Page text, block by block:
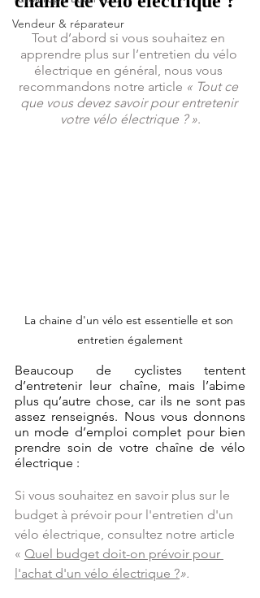
Vendeur & réparateur
Tout d’abord si vous souhaitez en
apprendre plus sur l’entretien du vélo
électrique en général, nous vous
recommandons notre article « Tout ce
que vous devez savoir pour entretenir
votre vélo électrique ? ».
La chaine d'un vélo est essentielle et son
entretien également
Beaucoup de cyclistes tentent
d’entretenir leur chaîne, mais l’abime
plus qu’autre chose, car ils ne sont pas
assez renseignés. Nous vous donnons
un mode d’emploi complet pour bien
prendre soin de votre chaîne de vélo
électrique :
Si vous souhaitez en savoir plus sur le
budget à prévoir pour l'entretien d'un
vélo électrique, consultez notre article
« Quel budget doit-on prévoir pour
l'achat d'un vélo électrique ?».